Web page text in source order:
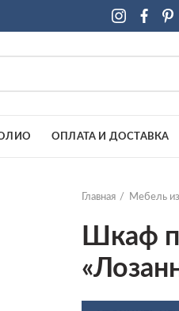
ОПЛАТА И ДОСТАВКА
Главная Мебель
Шкаф